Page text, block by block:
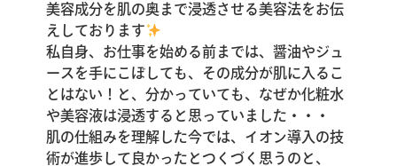
美容成分を肌の奥まで浸透させる美容法をお伝
えしております
私自身、お仕事を始める前までは、醤油やジュ
ースを手にこぼしても、その成分が肌に入るこ
とはない！と、分かっていても、なぜか化粧水
や美容液は浸透すると思っていました・・・
肌の仕組みを理解した今では、イオン導入の技
術が進歩して良かったとつくづく思うのと、